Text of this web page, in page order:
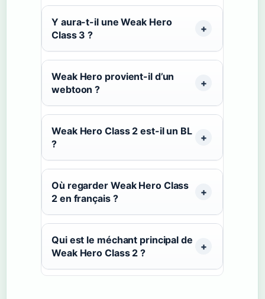
Y aura-t-il une Weak Hero
Class 3 ?
Weak Hero provient-il d’un
webtoon ?
Weak Hero Class 2 est-il un BL
?
Où regarder Weak Hero Class
2 en français ?
Qui est le méchant principal de
Weak Hero Class 2 ?